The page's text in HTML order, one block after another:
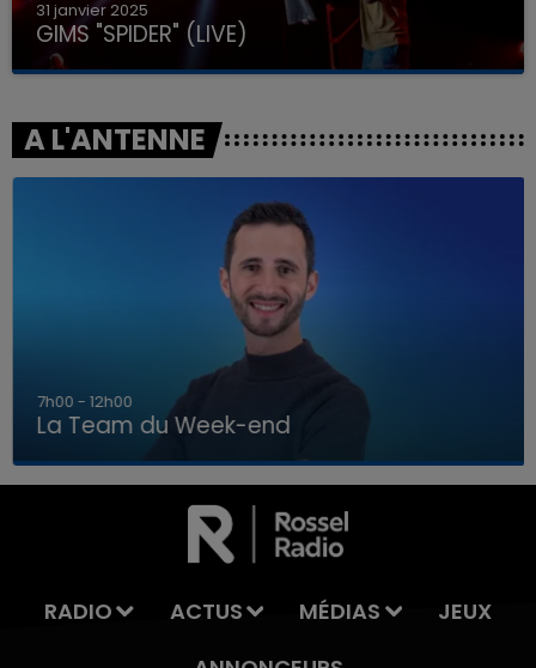
LA TEAM DU WEEK-END
31 janvier 2025
GIMS "SPIDER" (LIVE)
A L'ANTENNE
7h00 - 12h00
La Team du Week-end
RADIO ACTUS MÉDIAS
JEUX